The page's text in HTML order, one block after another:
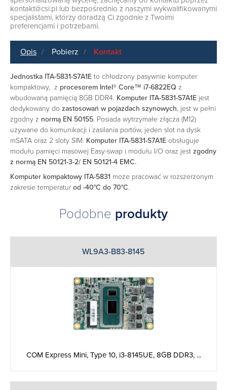
kontakt@csi.pl lub bezpośrednio z naszymi wykwalifikowanymi
specjalistami, którzy doradzą Ci zgodnie z Twoimi
preferencjami i potrzebami.
Opis Pobierz Kontakt
Jednostka ITA-5831-S7A1E to chłodzony pasywnie komputer
kompaktowy, z procesorem Intel® Core™ i7-6822EQ z
wbudowaną pamięcią 8GB DDR4. Komputer ITA-5831-S7A1E jest
dedykowany do zastosowań w pojazdach szynowych, jest w pełni
zgodny z normą EN 50155. Posiada wytrzymałe złącza (M12)
używane do komunikacji i zasilania portów, jeden slot na dysk
mSATA oraz 2 sloty SIM. Komputer ITA-5831-S7A1E obsługuje
modułu pamięci masowej Easy-swap i modułu I/O oraz jest zgodny
z normą EN 50121-3-2/ EN 50121-4 EMC.
Komputer kompaktowy ITA-5831 może pracować w rozszerzonym
zakresie temperatur od -40°C do 70°C.
Podobne produkty
WL9A3-B83-8145
COM Express Mini, Type 10, i3-8145UE, 8GB DDR3, ...